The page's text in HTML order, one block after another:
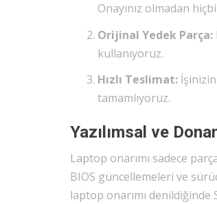
Onayınız olmadan
Orijinal Yedek Parça:
kullanıyoruz.
Hızlı Teslimat:
tamamlıyoruz.
Yazılımsal ve
Laptop onarımı sadece
BIOS güncellemeleri ve
laptop onarımı denildiğinde